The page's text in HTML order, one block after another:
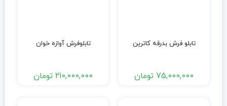
تابلو فرش بدرقه کاترین
75,000,000 تومان
تابلوفرش آوازه خوان
210,000,000 تومان